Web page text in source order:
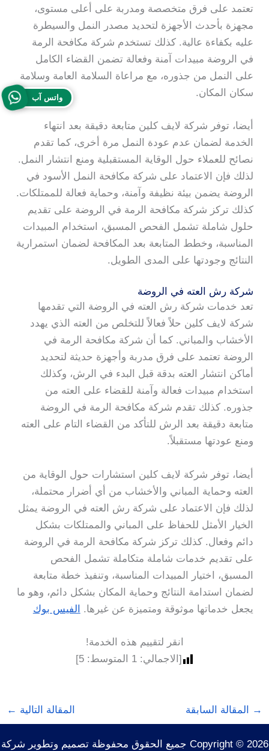
تعتمد على فرق متخصصة ومدربة على أعلى مستوى،
مجهزة بأحدث الأجهزة لتحديد مصدر النمل والسيطرة
عليه بكفاءة عالية. كذلك تستخدم شركة مكافحة الرمة
في الروضة مبيدات آمنة وفعالة تضمن القضاء الكامل
على النمل من جذوره، مع مراعاة السلامة العامة وسلامة
سكان المكان.
أيضا، توفر شركة لايف كلين متابعة دقيقة بعد انتهاء
الخدمة لضمان عدم عودة النمل مرة أخرى، كما تقدم
نصائح للعملاء حول الوقاية المستقبلية ومنع انتشار النمل.
لذلك فإن الاعتماد على شركة مكافحة النمل الأسود في
الروضة يضمن بيئة نظيفة وآمنة، وحماية فعالة للممتلكات.
كذلك تركز شركة مكافحة الرمة في الروضة على تقديم
حلول شاملة تشمل الفحص المسبق، استخدام المبيدات
المناسبة، وخطط المتابعة بعد المكافحة لضمان استمرارية
النتائج وجودتها على المدى الطويل.
شركة رش العته في الروضة
تعد خدمات شركة رش العته في الروضة التي تقدمها
شركة لايف كلين حلاً فعالاً للتخلص من العته الذي يهدد
الأخشاب والمباني. كما أن شركة مكافحة الرمة في
الروضة تعتمد على فرق مدربة وأجهزة حديثة لتحديد
أماكن انتشار العته بدقة قبل البدء في الرش، وكذلك
استخدام مبيدات فعالة وآمنة للقضاء على العته من
جذوره. كذلك تقدم شركة مكافحة الرمة في الروضة
متابعة دقيقة بعد الرش للتأكد من القضاء التام على العته
ومنع عودتها مستقبلاً.
أيضا، توفر شركة لايف كلين استشارات حول الوقاية من
العته وحماية المباني والأخشاب من أي أضرار محتملة،
لذلك فإن الاعتماد على شركة رش العته في الروضة يمثل
الخيار الأمثل للحفاظ على المباني والممتلكات بشكل
دائم وفعال. كذلك تركز شركة مكافحة الرمة في الروضة
على تقديم خدمات شاملة متكاملة تشمل الفحص
المسبق، اختيار المبيدات المناسبة، وتنفيذ خطة متابعة
لضمان استدامة النتائج وحماية المكان بشكل دائم، وهو ما
يجعل خدماتها موثوقة ومتميزة عن غيرها.
الفيس بوك
انقر لتقييم هذه الخدمة!
[الاجمالي: 1 المتوسط:5
]
→ المقالة السابقة المقالة التالية ←
Copyright © 2026 جميع الحقوق محفوظة تصميم وتطوير شركة
واتس آب